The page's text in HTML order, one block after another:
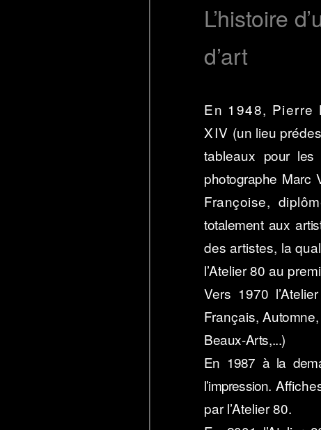
L’histoire
d’art
En 1948, Pierre
XIV (un lieu
tableaux pour
photographe Marc
Françoise,
totalement aux
des artistes, la
l’Atelier 80 au
Vers 1970
Français,
Beaux-Arts,...)
En 1987 à la
l’impression.
par l’Atelier 80.